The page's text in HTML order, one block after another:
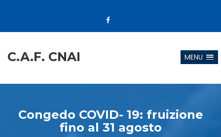
C.A.F. CNAI MENU
Congedo COVID- 19: fruizione
fino al 31 agosto